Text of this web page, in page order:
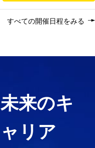
すべての開催日程をみる
未来のキ
ャリア